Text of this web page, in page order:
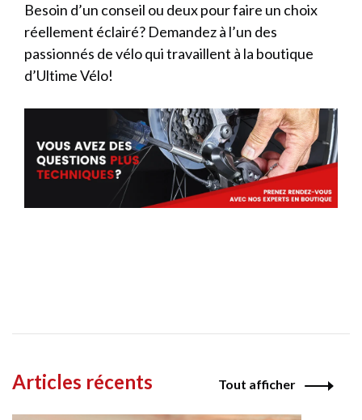
Besoin d’un conseil ou deux pour faire un choix
réellement éclairé? Demandez à l’un des
passionnés de vélo qui travaillent à la boutique
d’Ultime Vélo!
Articles récents Tout afficher